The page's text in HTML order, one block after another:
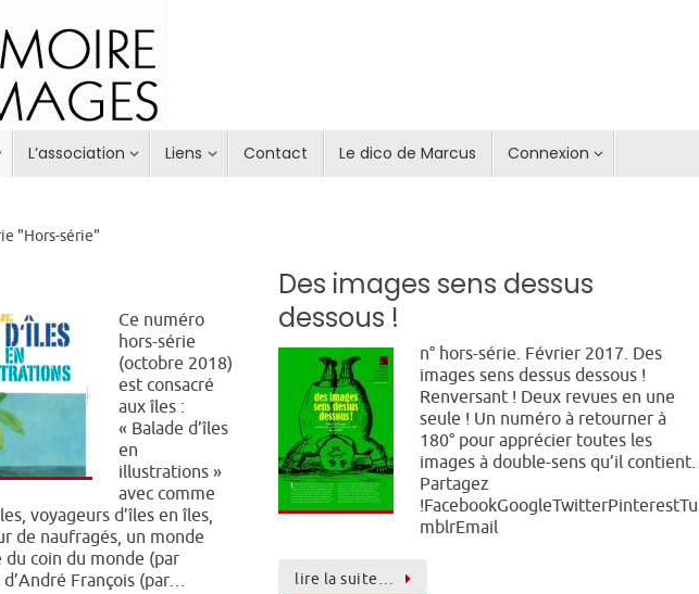
L’association Liens Contact Le dico de Marcus Connexion
"Hors-série"
Ce numéro
hors-série
(octobre 2018)
est consacré
aux îles :
« Balade d’îles
en
illustrations »
avec comme
voyageurs d’îles en îles,
de naufragés, un monde
du coin du monde (par
François (par…
Des images sens dessus
dessous !
n° hors-série. Février 2017. Des
images sens dessus dessous !
Renversant ! Deux revues en une
seule ! Un numéro à retourner à
180° pour apprécier toutes les
images à double-sens qu’il contient.
Partagez
!FacebookGoogleTwitterPinterestTu
mblrEmail
lire la suite…